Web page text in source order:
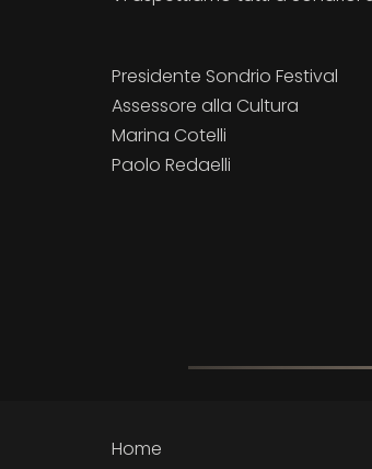
Presidente Sondrio Festival
Assessore alla Cultura
Marina Cotelli
Paolo Redaelli
Home